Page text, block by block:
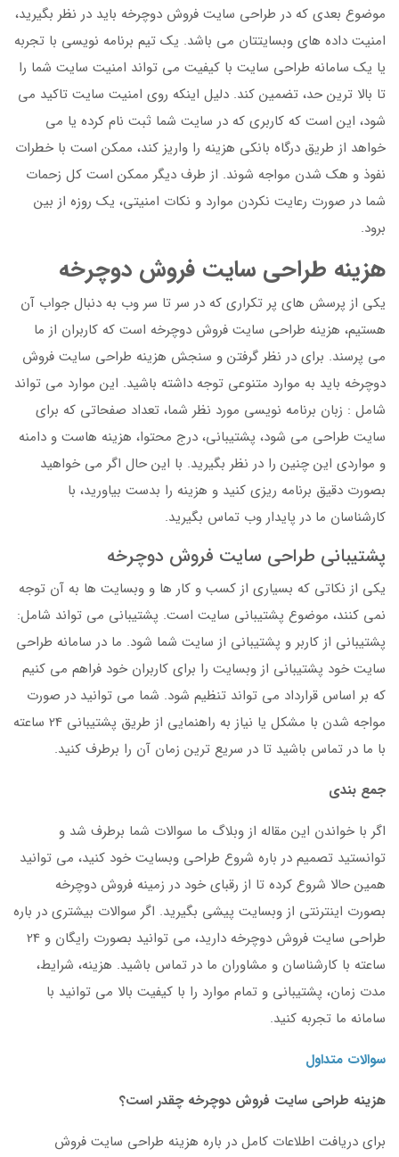
موضوع بعدی که در طراحی سایت فروش دوچرخه باید در نظر بگیرید،
امنیت داده های وبسایتتان می باشد. یک تیم برنامه نویسی با تجربه
یا یک سامانه طراحی سایت با کیفیت می تواند امنیت سایت شما را
تا بالا ترین حد، تضمین کند. دلیل اینکه روی امنیت سایت تاکید می
شود، این است که کاربری که در سایت شما ثبت نام کرده یا می
خواهد از طریق درگاه بانکی هزینه را واریز کند، ممکن است با خطرات
نفوذ و هک شدن مواجه شوند. از طرف دیگر ممکن است کل زحمات
شما در صورت رعایت نکردن موارد و نکات امنیتی، یک روزه از بین
برود.
هزینه طراحی سایت فروش دوچرخه
یکی از پرسش های پر تکراری که در سر تا سر وب به دنبال جواب آن
هستیم، هزینه طراحی سایت فروش دوچرخه است که کاربران از ما
می پرسند. برای در نظر گرفتن و سنجش هزینه طراحی سایت فروش
دوچرخه باید به موارد متنوعی توجه داشته باشید. این موارد می تواند
شامل : زبان برنامه نویسی مورد نظر شما، تعداد صفحاتی که برای
سایت طراحی می شود، پشتیبانی، درج محتوا، هزینه هاست و دامنه
و مواردی این چنین را در نظر بگیرید. با این حال اگر می خواهید
بصورت دقیق برنامه ریزی کنید و هزینه را بدست بیاورید، با
کارشناسان ما در پایدار وب تماس بگیرید.
پشتیبانی طراحی سایت فروش دوچرخه
یکی از نکاتی که بسیاری از کسب و کار ها و وبسایت ها به آن توجه
نمی کنند، موضوع پشتیبانی سایت است. پشتیبانی می تواند شامل:
پشتیبانی از کاربر و پشتیبانی از سایت شما شود. ما در سامانه طراحی
سایت خود پشتیبانی از وبسایت را برای کاربران خود فراهم می کنیم
که بر اساس قرارداد می تواند تنظیم شود. شما می توانید در صورت
مواجه شدن با مشکل یا نیاز به راهنمایی از طریق پشتیبانی 24 ساعته
با ما در تماس باشید تا در سریع ترین زمان آن را برطرف کنید.
جمع بندی
اگر با خواندن این مقاله از وبلاگ ما سوالات شما برطرف شد و
توانستید تصمیم در باره شروع طراحی وبسایت خود کنید، می توانید
همین حالا شروع کرده تا از رقبای خود در زمینه فروش دوچرخه
بصورت اینترنتی از وبسایت پیشی بگیرید. اگر سوالات بیشتری در باره
طراحی سایت فروش دوچرخه دارید، می توانید بصورت رایگان و 24
ساعته با کارشناسان و مشاوران ما در تماس باشید. هزینه، شرایط،
مدت زمان، پشتیبانی و تمام موارد را با کیفیت بالا می توانید با
سامانه ما تجربه کنید.
سوالات متداول
هزینه طراحی سایت فروش دوچرخه چقدر است؟
برای دریافت اطلاعات کامل در باره هزینه طراحی سایت فروش